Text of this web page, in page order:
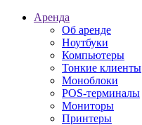
Аренда
Об аренде
Ноутбуки
Компьютеры
Тонкие клиенты
Моноблоки
POS-терминалы
Мониторы
Принтеры